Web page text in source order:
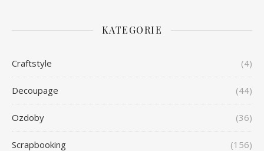
KATEGORIE
Craftstyle (4)
Decoupage (44)
Ozdoby (36)
Scrapbooking (156)